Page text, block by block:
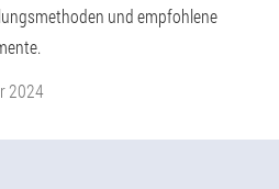
und empfohlene
2024